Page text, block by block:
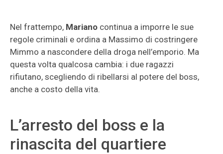
Nel frattempo, Mariano continua a imporre le sue
regole criminali e ordina a Massimo di costringere
Mimmo a nascondere della droga nell’emporio. Ma
questa volta qualcosa cambia: i due ragazzi
rifiutano, scegliendo di ribellarsi al potere del boss,
anche a costo della vita.
L’arresto del boss e la
rinascita del quartiere